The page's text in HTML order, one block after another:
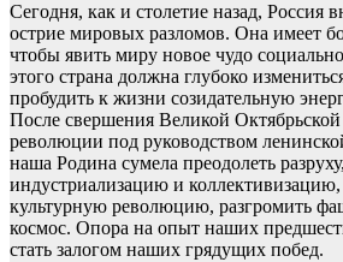
Сегодня, как и столетие назад, Россия
острие мировых разломов. Она имеет
чтобы явить миру новое чудо
этого страна должна глубоко
пробудить к жизни созидательную
После свершения Великой Октябрьской
революции под руководством
наша Родина сумела преодолеть
индустриализацию и
культурную революцию, разгромить
космос. Опора на опыт наших
стать залогом наших грядущих побед.